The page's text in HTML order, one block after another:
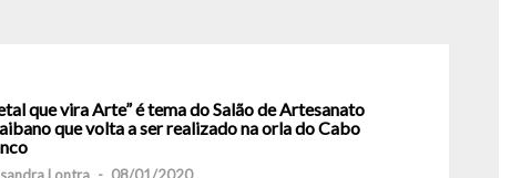
que vira Arte” é tema do Salão de Artesanato
que volta a ser realizado na orla do Cabo